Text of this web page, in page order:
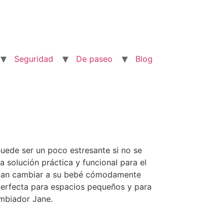
Seguridad De paseo Blog
ser un poco estresante si no se
solución práctica y funcional para el
cambiar a su bebé cómodamente
para espacios pequeños y para
Jane.